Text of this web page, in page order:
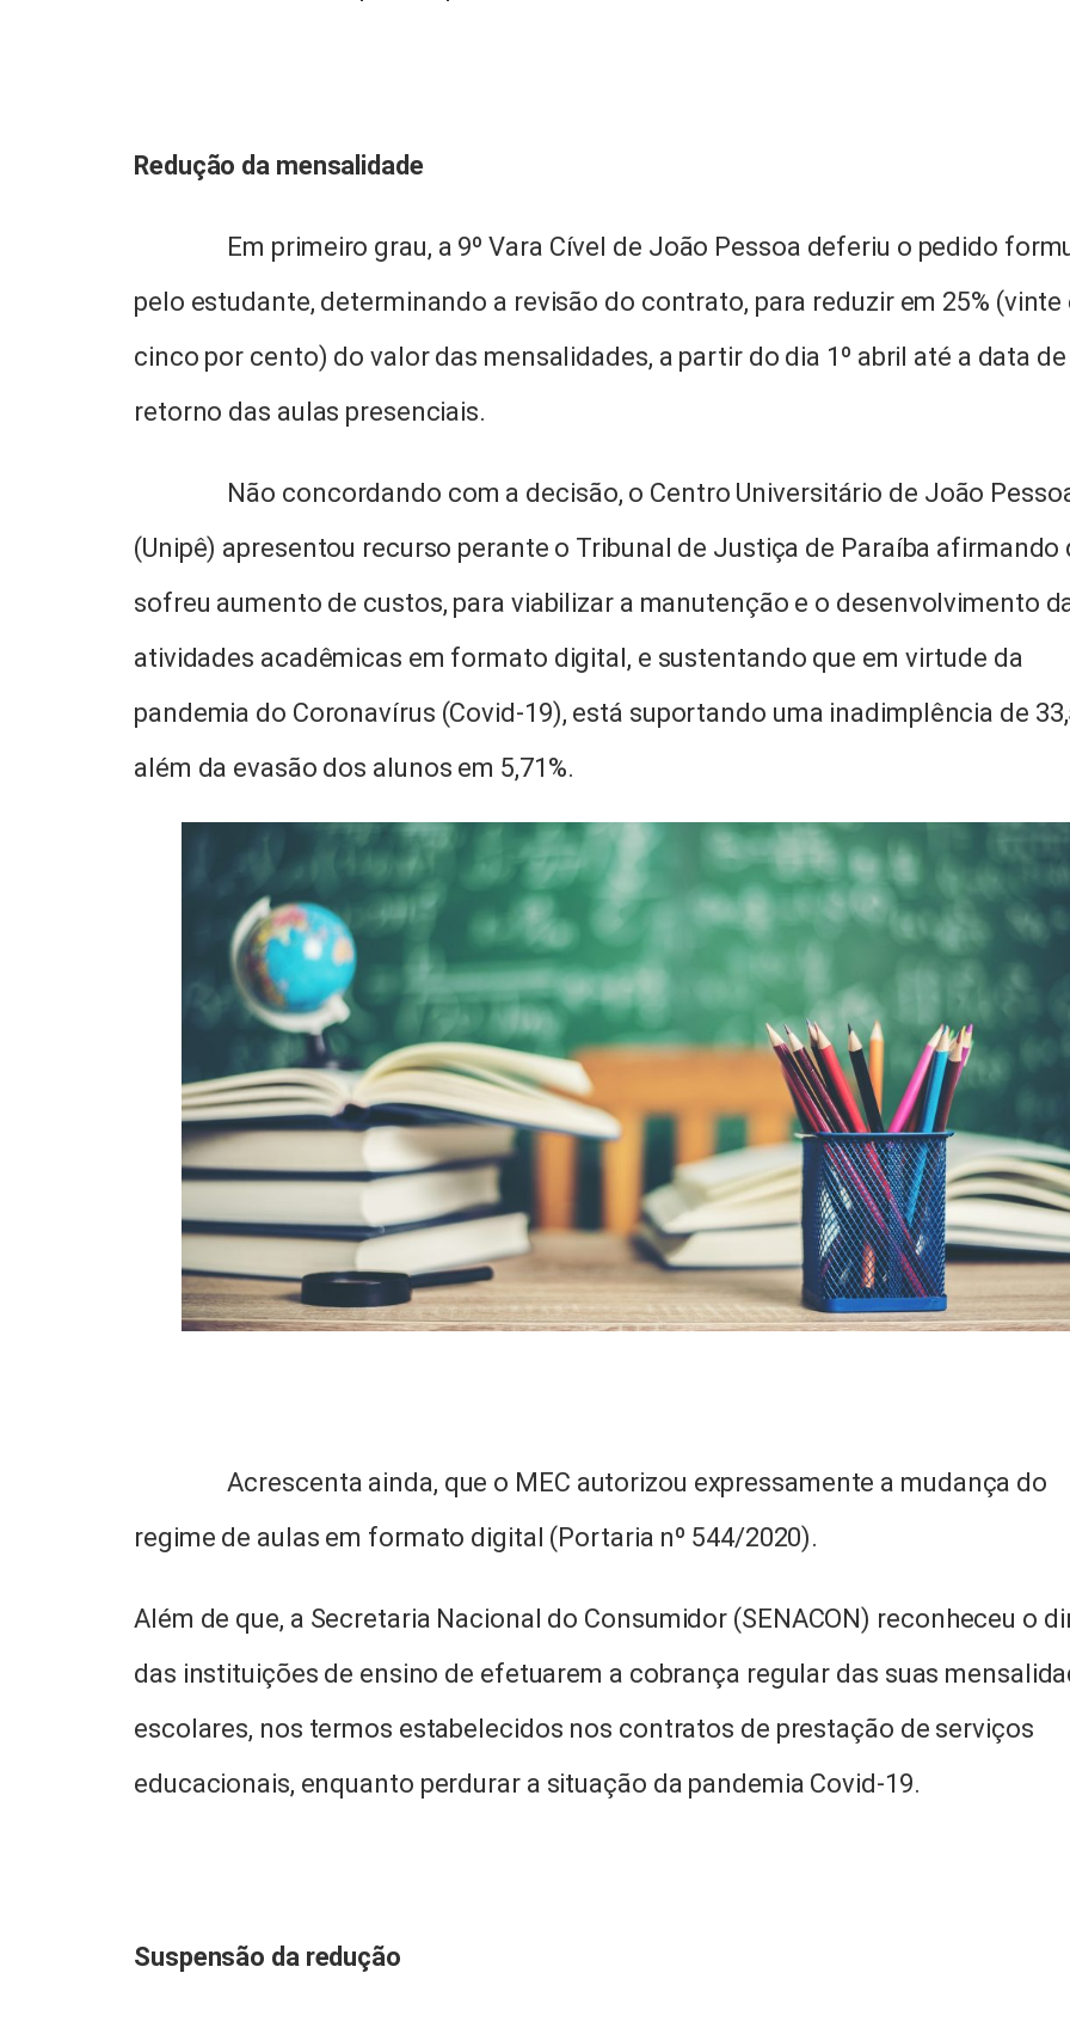
Redução da mensalidade
Em primeiro grau, a 9º Vara Cível de João Pessoa deferiu o pedido
pelo estudante, determinando a revisão do contrato, para reduzir em 25% (vinte
cinco por cento) do valor das mensalidades, a partir do dia 1º abril até a data de
retorno das aulas presenciais.
Não concordando com a decisão, o Centro Universitário de João
(Unipê) apresentou recurso perante o Tribunal de Justiça de Paraíba afirmando
sofreu aumento de custos, para viabilizar a manutenção e o desenvolvimento
atividades acadêmicas em formato digital, e sustentando que em virtude da
pandemia do Coronavírus (Covid-19), está suportando uma inadimplência de
além da evasão dos alunos em 5,71%.
Acrescenta ainda, que o MEC autorizou expressamente a mudança do
regime de aulas em formato digital (Portaria nº 544/2020).
Além de que, a Secretaria Nacional do Consumidor (SENACON) reconheceu o
das instituições de ensino de efetuarem a cobrança regular das suas
escolares, nos termos estabelecidos nos contratos de prestação de serviços
educacionais, enquanto perdurar a situação da pandemia Covid-19.
Suspensão da redução